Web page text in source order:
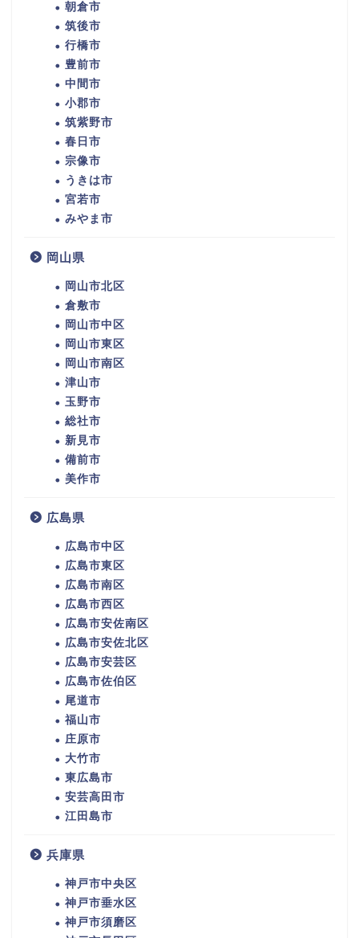
朝倉市
筑後市
行橋市
豊前市
中間市
小郡市
筑紫野市
春日市
宗像市
うきは市
宮若市
みやま市
岡山県
岡山市北区
倉敷市
岡山市中区
岡山市東区
岡山市南区
津山市
玉野市
総社市
新見市
備前市
美作市
広島県
広島市中区
広島市東区
広島市南区
広島市西区
広島市安佐南区
広島市安佐北区
広島市安芸区
広島市佐伯区
尾道市
福山市
庄原市
大竹市
東広島市
安芸高田市
江田島市
兵庫県
神戸市中央区
神戸市垂水区
神戸市須磨区